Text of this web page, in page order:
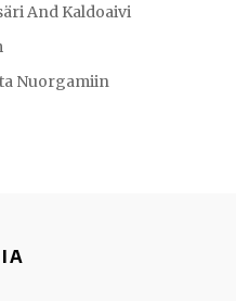
And Kaldoaivi
Nuorgamiin